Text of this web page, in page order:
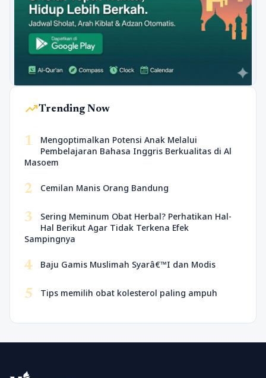
trending_upTrending Now
1
Mengoptimalkan Potensi Anak Melalui
Pembelajaran Bahasa Inggris Berkualitas di Al
Masoem
2 Cemilan Manis Orang Bandung
3
Sering Meminum Obat Herbal? Perhatikan Hal-
Hal Berikut Agar Tidak Terkena Efek
Sampingnya
4 Baju Gamis Muslimah Syarâ€™I dan Modis
5 Tips memilih obat kolesterol paling ampuh